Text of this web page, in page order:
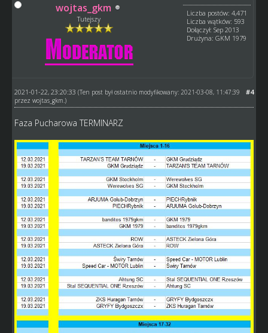
wojtas_gkm
Tutejszy
Liczba postów: 4,471
Liczba wątków: 593
Dołączył: Sep 2013
Drużyna: GKM 1979
#4
2021-01-22, 23:20:33 (Ten post był ostatnio modyfikowany: 2021-03-08, 11:47:39
przez wojtas_gkm.)
Faza Pucharowa TERMINARZ